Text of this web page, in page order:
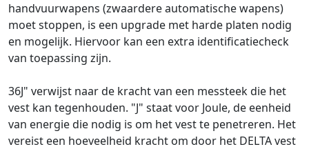
handvuurwapens (zwaardere automatische wapens)
moet stoppen, is een upgrade met harde platen nodig
en mogelijk. Hiervoor kan een extra identificatiecheck
van toepassing zijn.
36J" verwijst naar de kracht van een messteek die het
vest kan tegenhouden. "J" staat voor Joule, de eenheid
van energie die nodig is om het vest te penetreren. Het
vereist een hoeveelheid kracht om door het DELTA vest